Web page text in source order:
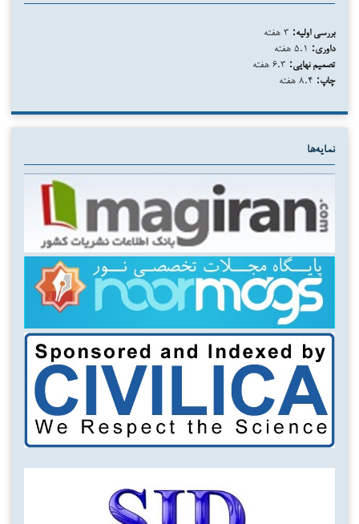
بررسی اولیه:
داوری:
تصمیم نهایی:
چاپ:
نمایه‌ها